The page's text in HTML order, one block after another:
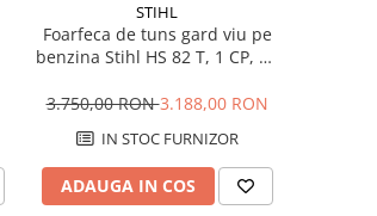
STIHL
Foarfeca de tuns gard viu pe
benzina Stihl HS 82 T, 1 CP, 75
3.750,00 RON3.188,00 RON
IN STOC FURNIZOR
ADAUGA IN COS